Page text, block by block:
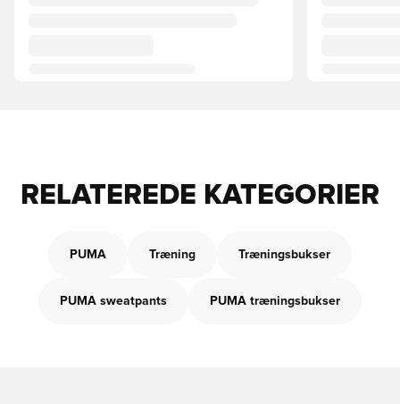
RELATEREDE KATEGORIER
PUMA Træning Træningsbukser
PUMA sweatpants PUMA træningsbukser